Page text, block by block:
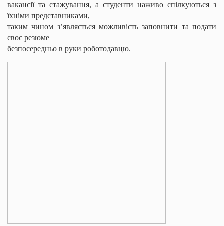
вакансії та стажування, а студенти наживо спілкуються з
їхніми представниками,
таким чином з’являється можливість заповнити та подати
своє резюме
безпосередньо в руки роботодавцю.